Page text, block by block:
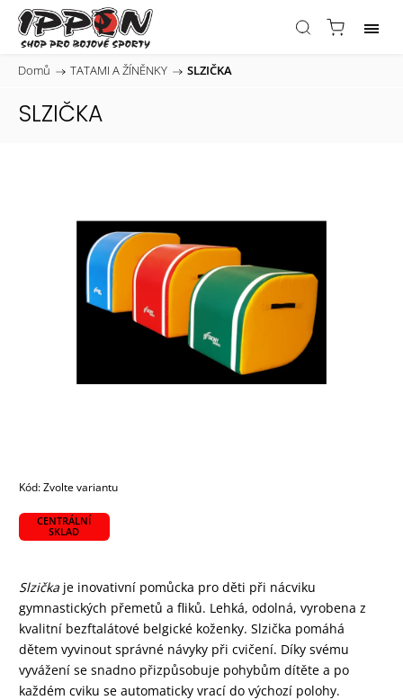
Domů / TATAMI A ŽÍNĚNKY / SLZIČKA
SLZIČKA
Kód:Zvolte variantu
CENTRÁLNÍ
SKLAD
Slzička je inovativní pomůcka pro děti při nácviku
gymnastických přemetů a fliků. Lehká, odolná, vyrobena z
kvalitní bezftalátové belgické koženky. Slzička pomáhá
dětem vyvinout správné návyky při cvičení. Díky svému
vyvážení se snadno přizpůsobuje pohybům dítěte a po
každém cviku se automaticky vrací do výchozí polohy.